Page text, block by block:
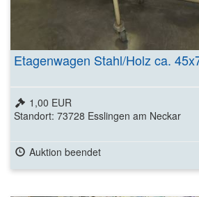
Etagenwagen Stahl/Holz ca.
1,00 EUR
Standort: 73728 Esslingen am Neckar
Auktion beendet